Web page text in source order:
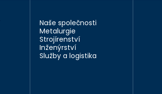
Naše společnosti
Metalurgie
Strojírenství
Inženýrství
Služby a logistika